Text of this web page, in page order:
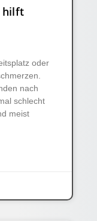
hilft
oder
nach
schlecht
meist